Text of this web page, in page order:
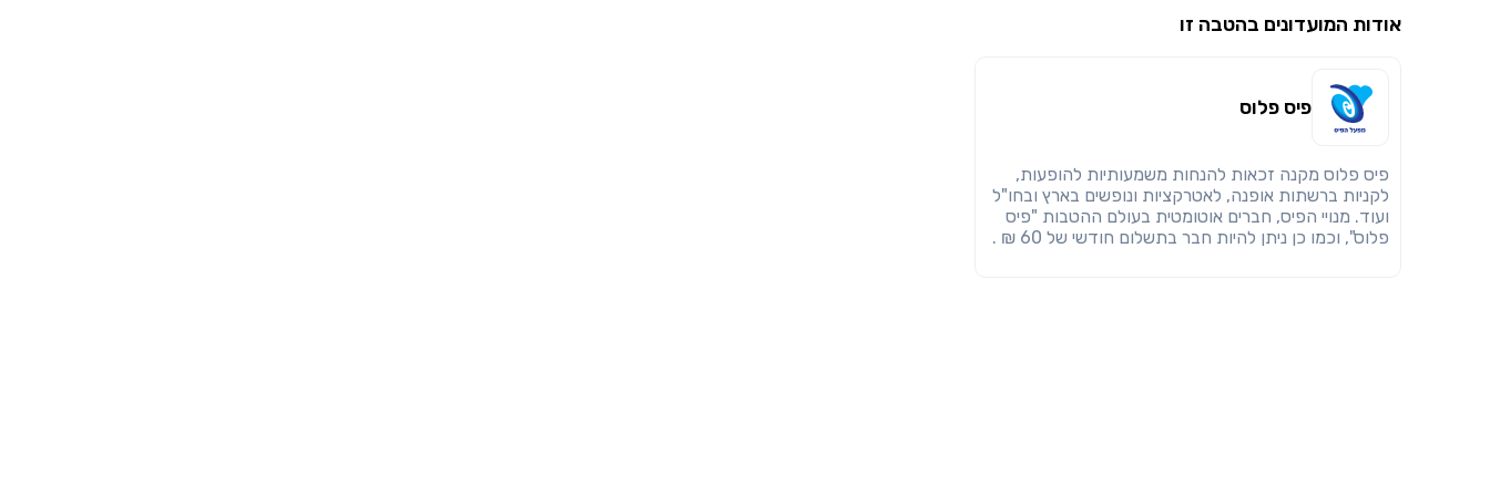
אודות המועדונים בהטבה זו
פיס פלוס
פיס פלוס מקנה זכאות להנחות משמעותיות להופעות,
לקניות ברשתות אופנה, לאטרקציות ונופשים בארץ ובחו"ל
ועוד. מנויי הפיס, חברים אוטומטית בעולם ההטבות "פיס
פלוס", וכמו כן ניתן להיות חבר בתשלום חודשי של 60 ₪ .